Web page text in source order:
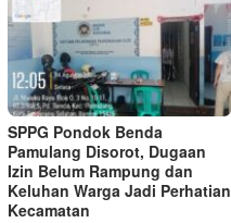
SPPG Pondok Benda
Pamulang Disorot, Dugaan
Izin Belum Rampung dan
Keluhan Warga Jadi Perhatian
Kecamatan